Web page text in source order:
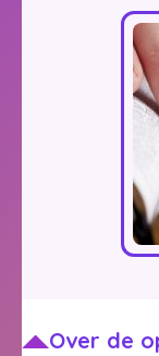
Over de